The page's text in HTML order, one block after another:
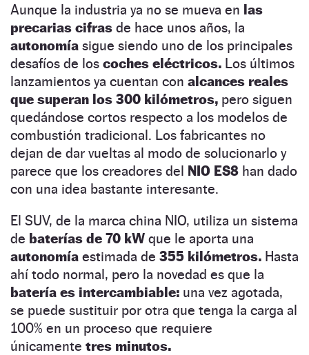
Aunque la industria ya no se mueva en las
precarias cifras de hace unos años, la
autonomía sigue siendo uno de los principales
desafíos de los coches eléctricos. Los últimos
lanzamientos ya cuentan con alcances reales
que superan los 300 kilómetros, pero siguen
quedándose cortos respecto a los modelos de
combustión tradicional. Los fabricantes no
dejan de dar vueltas al modo de solucionarlo y
parece que los creadores del NIO ES8 han dado
con una idea bastante interesante.
El SUV, de la marca china NIO, utiliza un sistema
de baterías de 70 kW que le aporta una
autonomía estimada de 355 kilómetros. Hasta
ahí todo normal, pero la novedad es que la
batería es intercambiable: una vez agotada,
se puede sustituir por otra que tenga la carga al
100% en un proceso que requiere
únicamente tres minutos.